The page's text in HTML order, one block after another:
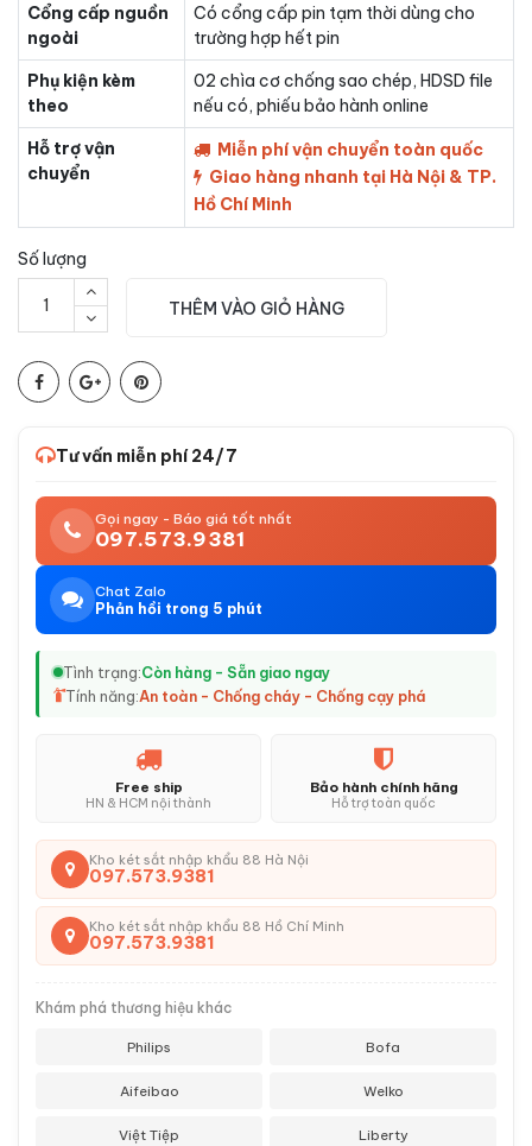
Cổng cấp nguồn
ngoài
Có cổng cấp pin tạm thời dùng cho
trường hợp hết pin
Phụ kiện kèm
theo
02 chìa cơ chống sao chép, HDSD file
nếu có, phiếu bảo hành online
Hỗ trợ vận
chuyển
Miễn phí vận chuyển toàn quốc
Giao hàng nhanh tại Hà Nội & TP.
Hồ Chí Minh
Số lượng
THÊM VÀO GIỎ HÀNG
Tư vấn miễn phí 24/7
Gọi ngay - Báo giá tốt nhất
097.573.9381
Chat Zalo
Phản hồi trong 5 phút
Tình trạng:Còn hàng - Sẵn giao ngay
Tính năng:An toàn - Chống cháy - Chống cạy phá
Free ship
HN & HCM nội thành
Bảo hành chính hãng
Hỗ trợ toàn quốc
Kho két sắt nhập khẩu 88 Hà Nội
097.573.9381
Kho két sắt nhập khẩu 88 Hồ Chí Minh
097.573.9381
Khám phá thương hiệu khác
Philips Bofa
Aifeibao Welko
Việt Tiệp Liberty